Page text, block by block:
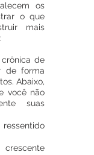
os
o que
mais
de
de forma
Abaixo,
você não
suas